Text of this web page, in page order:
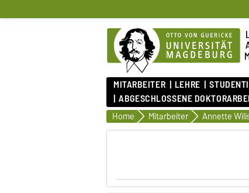
MITARBEITER LEHRE
ABGESCHLOSSENE
Home Mitarbeiter Annette